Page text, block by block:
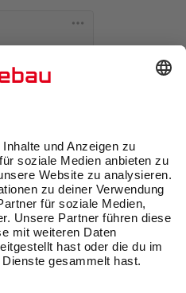
von hagebau erhalten. Ich
personenbezogenen
E-Mail-Werbung, die
sowie die
meiner Kaufdaten,
umfasst, einverstanden.
ich jederzeit widerrufen.
Einverständnisses erhalte